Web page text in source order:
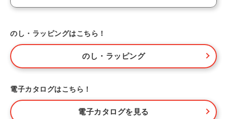
のし・ラッピングはこちら！
のし・ラッピング
電子カタログはこちら！
電子カタログを見る